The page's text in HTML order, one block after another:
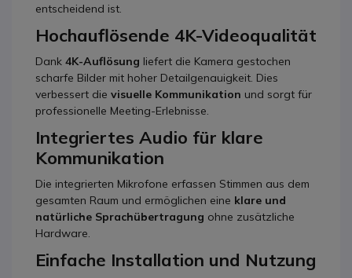
entscheidend ist.
Hochauflösende 4K-Videoqualität
Dank 4K-Auflösung liefert die Kamera gestochen
scharfe Bilder mit hoher Detailgenauigkeit. Dies
verbessert die visuelle Kommunikation und sorgt für
professionelle Meeting-Erlebnisse.
Integriertes Audio für klare
Kommunikation
Die integrierten Mikrofone erfassen Stimmen aus dem
gesamten Raum und ermöglichen eine klare und
natürliche Sprachübertragung ohne zusätzliche
Hardware.
Einfache Installation und Nutzung